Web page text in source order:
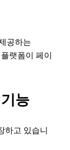
공하는
랫폼이 페이
능
하고 있습니